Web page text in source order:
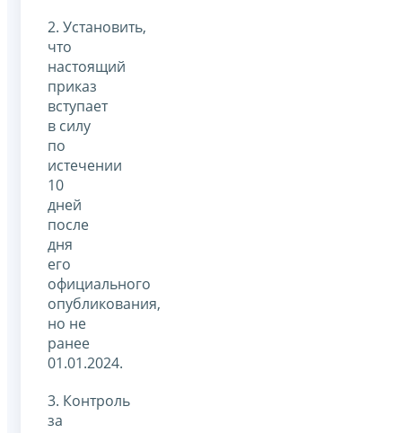
2. Установить,
что
настоящий
приказ
вступает
в силу
по
истечении
10
дней
после
дня
его
официального
опубликования,
но не
ранее
01.01.2024.
3. Контроль
за